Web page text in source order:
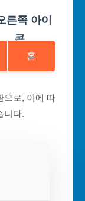
홈
으로, 이에 따
니다.